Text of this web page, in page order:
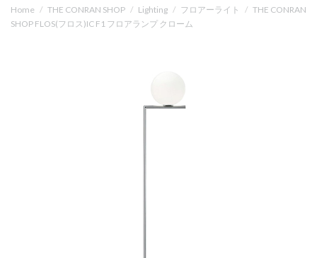
Home / THE CONRAN SHOP / Lighting / フロアーライト / THE CONRAN
SHOP FLOS(フロス)IC F1 フロアランプ クローム